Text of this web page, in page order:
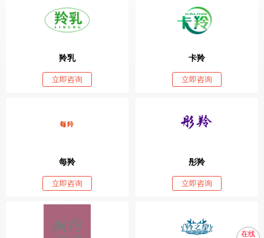
羚乳
立即咨询
卡羚
立即咨询
每羚
立即咨询
彤羚
立即咨询
在线